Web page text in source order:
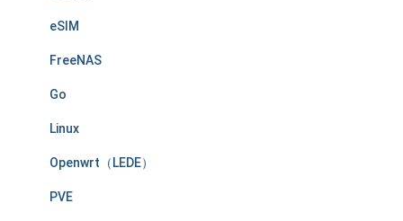
eSIM
FreeNAS
Go
Linux
Openwrt（LEDE）
PVE